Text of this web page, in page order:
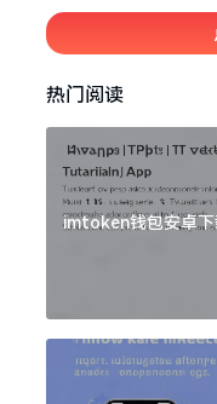
热门阅读
imtoken钱包安卓下